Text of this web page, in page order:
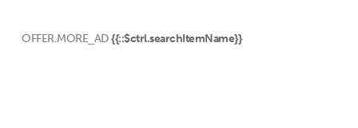
OFFER.MORE_AD {{::$ctrl.searchItemName}}